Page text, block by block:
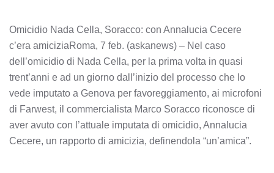
Omicidio Nada Cella, Soracco: con Annalucia Cecere
c’era amiciziaRoma, 7 feb. (askanews) – Nel caso
dell’omicidio di Nada Cella, per la prima volta in quasi
trent’anni e ad un giorno dall’inizio del processo che lo
vede imputato a Genova per favoreggiamento, ai microfoni
di Farwest, il commercialista Marco Soracco riconosce di
aver avuto con l’attuale imputata di omicidio, Annalucia
Cecere, un rapporto di amicizia, definendola “un’amica”.